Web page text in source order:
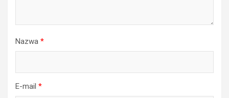
Nazwa *
E-mail *